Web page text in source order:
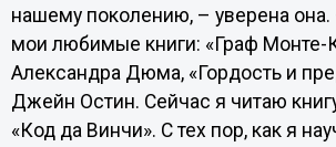
нашему поколению, – уверена
мои любимые книги: «Граф Монте-
Александра Дюма, «Гордость и
Джейн Остин. Сейчас я читаю
«Код да Винчи». С тех пор, как я